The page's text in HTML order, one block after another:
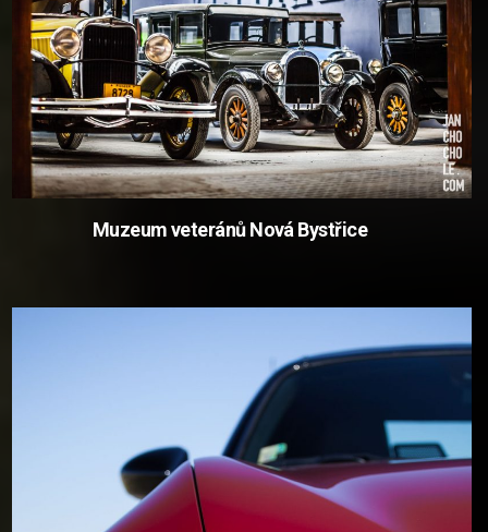
Muzeum veteránů Nová Bystřice